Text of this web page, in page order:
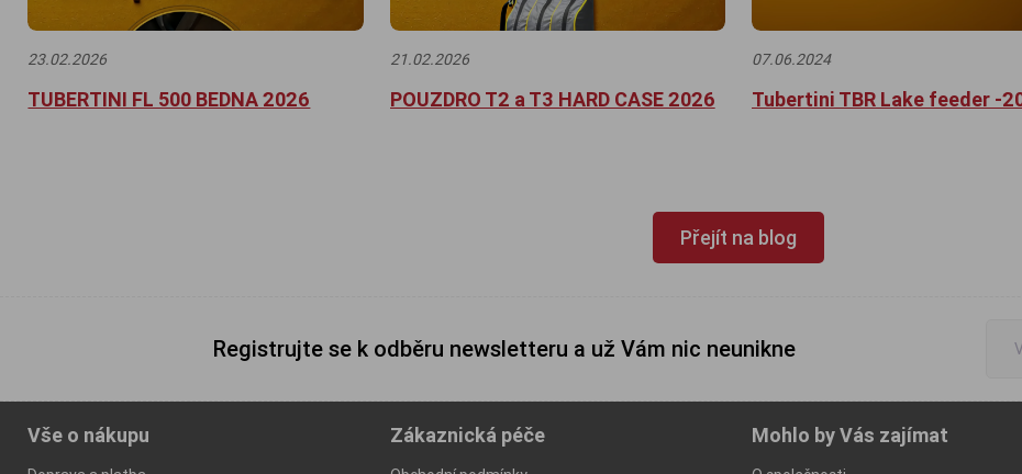
23.02.2026
TUBERTINI FL 500 BEDNA 2026
21.02.2026
POUZDRO T2 a T3 HARD CASE 2026
07.06.2024
Tubertini TBR Lake feeder -
Přejít na blog
Registrujte se k odběru newsletteru a už Vám nic neunikne
Vše o nákupu Zákaznická péče Mohlo by Vás zajímat